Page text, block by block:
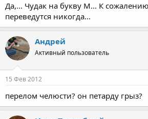
Да,... Чудак на букву М... К
переведутся никогда...
Андрей
Активный пользователь
15 Фев 2012
перелом челюсти? он петарду грыз?